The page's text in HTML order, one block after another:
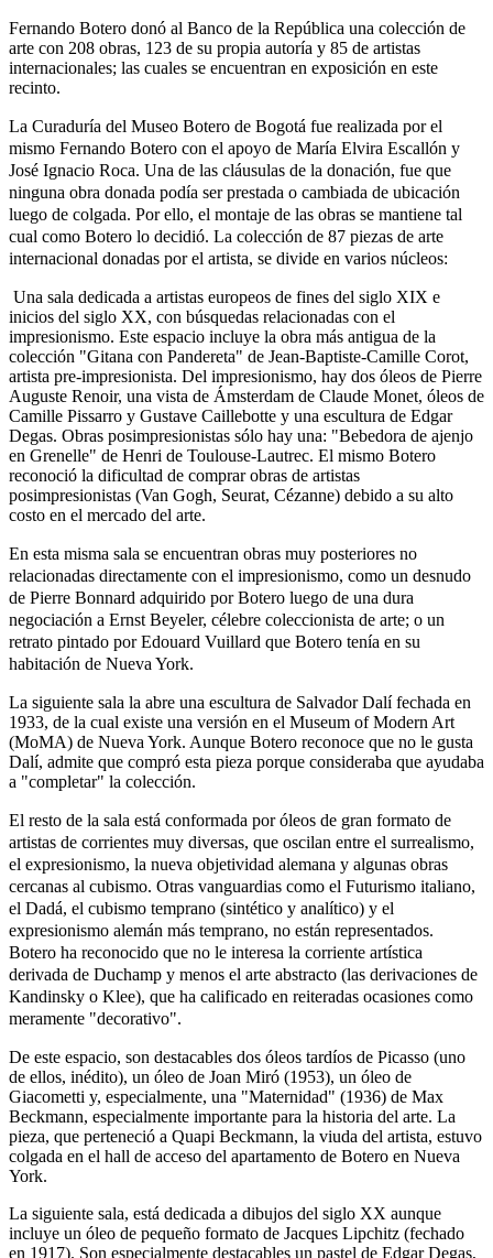
Fernando Botero donó al Banco de la República una colección de
arte con 208 obras, 123 de su propia autoría y 85 de artistas
internacionales; las cuales se encuentran en exposición en este
recinto.
La Curaduría del Museo Botero de Bogotá fue realizada por el
mismo Fernando Botero con el apoyo de María Elvira Escallón y
José Ignacio Roca. Una de las cláusulas de la donación, fue que
ninguna obra donada podía ser prestada o cambiada de ubicación
luego de colgada. Por ello, el montaje de las obras se mantiene tal
cual como Botero lo decidió. La colección de 87 piezas de arte
internacional donadas por el artista, se divide en varios núcleos:
Una sala dedicada a artistas europeos de fines del siglo XIX e
inicios del siglo XX, con búsquedas relacionadas con el
impresionismo. Este espacio incluye la obra más antigua de la
colección "Gitana con Pandereta" de Jean-Baptiste-Camille Corot,
artista pre-impresionista. Del impresionismo, hay dos óleos de Pierre
Auguste Renoir, una vista de Ámsterdam de Claude Monet, óleos de
Camille Pissarro y Gustave Caillebotte y una escultura de Edgar
Degas. Obras posimpresionistas sólo hay una: "Bebedora de ajenjo
en Grenelle" de Henri de Toulouse-Lautrec. El mismo Botero
reconoció la dificultad de comprar obras de artistas
posimpresionistas (Van Gogh, Seurat, Cézanne) debido a su alto
costo en el mercado del arte.
En esta misma sala se encuentran obras muy posteriores no
relacionadas directamente con el impresionismo, como un desnudo
de Pierre Bonnard adquirido por Botero luego de una dura
negociación a Ernst Beyeler, célebre coleccionista de arte; o un
retrato pintado por Edouard Vuillard que Botero tenía en su
habitación de Nueva York.
La siguiente sala la abre una escultura de Salvador Dalí fechada en
1933, de la cual existe una versión en el Museum of Modern Art
(MoMA) de Nueva York. Aunque Botero reconoce que no le gusta
Dalí, admite que compró esta pieza porque consideraba que ayudaba
a "completar" la colección.
El resto de la sala está conformada por óleos de gran formato de
artistas de corrientes muy diversas, que oscilan entre el surrealismo,
el expresionismo, la nueva objetividad alemana y algunas obras
cercanas al cubismo. Otras vanguardias como el Futurismo italiano,
el Dadá, el cubismo temprano (sintético y analítico) y el
expresionismo alemán más temprano, no están representados.
Botero ha reconocido que no le interesa la corriente artística
derivada de Duchamp y menos el arte abstracto (las derivaciones de
Kandinsky o Klee), que ha calificado en reiteradas ocasiones como
meramente "decorativo".
De este espacio, son destacables dos óleos tardíos de Picasso (uno
de ellos, inédito), un óleo de Joan Miró (1953), un óleo de
Giacometti y, especialmente, una "Maternidad" (1936) de Max
Beckmann, especialmente importante para la historia del arte. La
pieza, que perteneció a Quapi Beckmann, la viuda del artista, estuvo
colgada en el hall de acceso del apartamento de Botero en Nueva
York.
La siguiente sala, está dedicada a dibujos del siglo XX aunque
incluye un óleo de pequeño formato de Jacques Lipchitz (fechado
en 1917). Son especialmente destacables un pastel de Edgar Degas,